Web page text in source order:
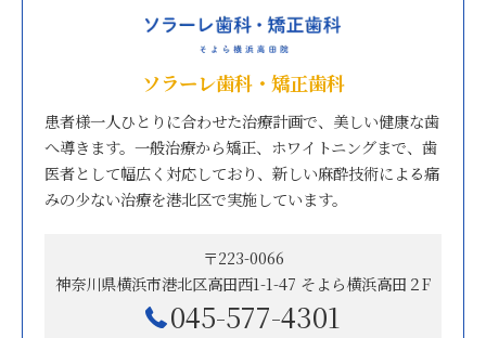
ソラーレ歯科・矯正歯科
患者様一人ひとりに合わせた治療計画で、美しい健康な歯
へ導きます。一般治療から矯正、ホワイトニングまで、歯
医者として幅広く対応しており、新しい麻酔技術による痛
みの少ない治療を港北区で実施しています。
〒223-0066
神奈川県横浜市港北区高田西1-1-47 そよら横浜高田２F
045-577-4301